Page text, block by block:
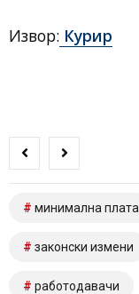
Извор: Курир
минимална плата
законски измени
работодавачи